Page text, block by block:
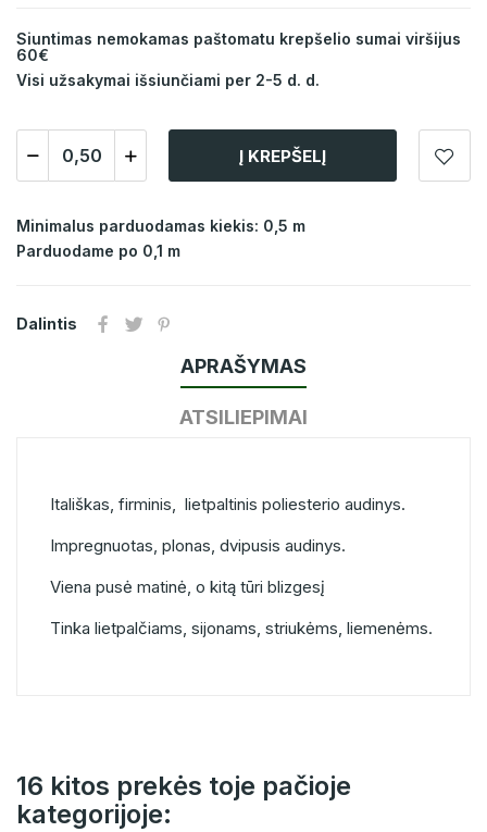
Siuntimas nemokamas paštomatu krepšelio sumai viršijus
60€
Visi užsakymai išsiunčiami per 2-5 d. d.
Į KREPŠELĮ
Minimalus parduodamas kiekis: 0,5 m
Parduodame po 0,1 m
Dalintis
APRAŠYMAS
ATSILIEPIMAI
Itališkas, firminis, lietpaltinis poliesterio audinys.
Impregnuotas, plonas, dvipusis audinys.
Viena pusė matinė, o kitą tūri blizgesį
Tinka lietpalčiams, sijonams, striukėms, liemenėms.
16 kitos prekės toje pačioje
kategorijoje: